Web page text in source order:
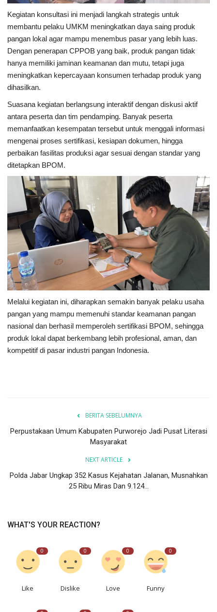
Kegiatan konsultasi ini menjadi langkah strategis untuk
membantu pelaku UMKM meningkatkan daya saing produk
pangan lokal agar mampu menembus pasar yang lebih luas.
Dengan penerapan CPPOB yang baik, produk pangan tidak
hanya memiliki jaminan keamanan dan mutu, tetapi juga
meningkatkan kepercayaan konsumen terhadap produk yang
dihasilkan.
Suasana kegiatan berlangsung interaktif dengan diskusi aktif
antara peserta dan tim pendamping. Banyak peserta
memanfaatkan kesempatan tersebut untuk menggali informasi
mengenai proses sertifikasi, kesiapan dokumen, hingga
perbaikan fasilitas produksi agar sesuai dengan standar yang
ditetapkan BPOM.
Melalui kegiatan ini, diharapkan semakin banyak pelaku usaha
pangan yang mampu memenuhi standar keamanan pangan
nasional dan berhasil memperoleh sertifikasi BPOM, sehingga
produk lokal dapat berkembang lebih profesional, aman, dan
kompetitif di pasar industri pangan Indonesia.
BERITA SEBELUMNYA
Perpustakaan Umum Kabupaten Purworejo Jadi Pusat Literasi
Masyarakat
NEXT ARTICLE
Polda Jabar Ungkap 352 Kasus Kejahatan Jalanan, Musnahkan
25 Ribu Miras Dan 9.124...
WHAT'S YOUR REACTION?
0
Like
0
Dislike
0
Love
0
Funny